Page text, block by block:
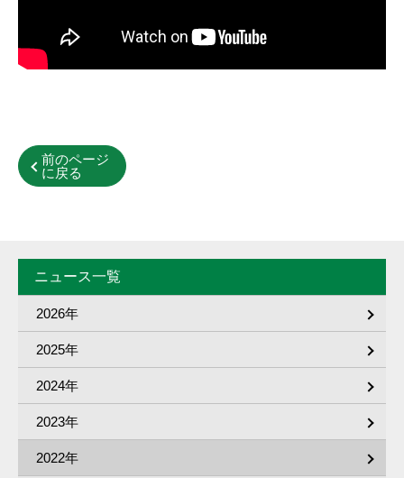
前のページ
に戻る
ニュース一覧
2026年
2025年
2024年
2023年
2022年